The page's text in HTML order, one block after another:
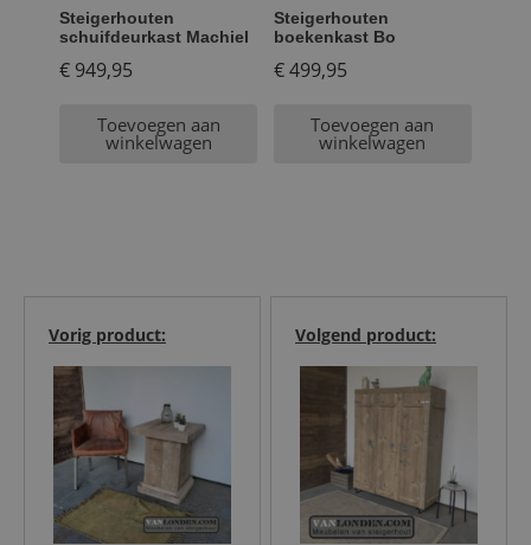
Steigerhouten
schuifdeurkast Machiel
€ 949,95
Toevoegen aan
winkelwagen
Steigerhouten
boekenkast Bo
€499,95
Toevoegen aan
winkelwagen
Volgend product:
Vorig product: